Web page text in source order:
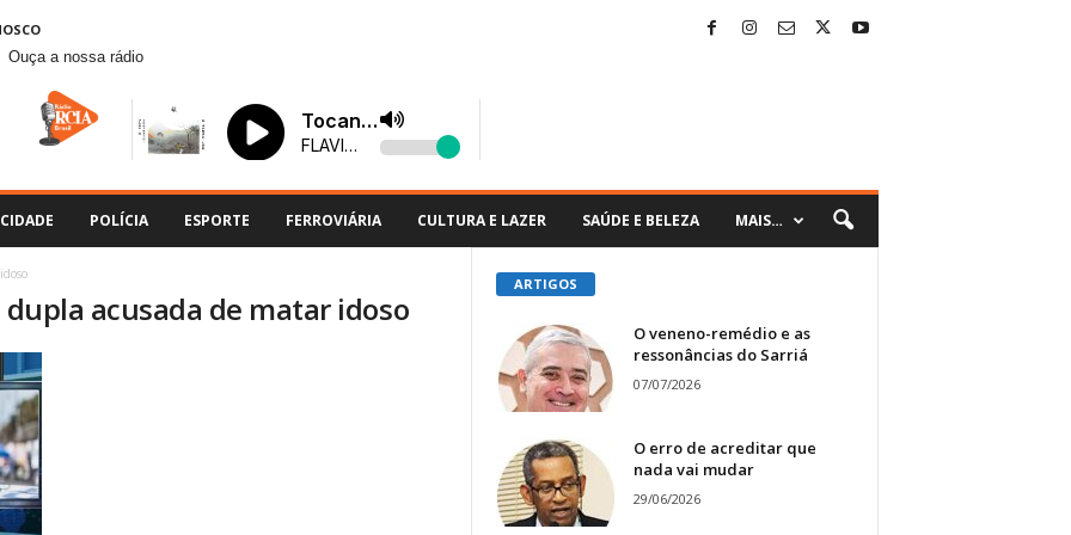
Ouça a nossa rádio
CIDADE POLÍCIA ESPORTE FERROVIÁRIA CULTURA E LAZER SAÚDE E BELEZA MAIS…
acusada de matar idoso
ARTIGOS
O veneno-remédio e as
ressonâncias do Sarriá
07/07/2026
O erro de acreditar que
nada vai mudar
29/06/2026